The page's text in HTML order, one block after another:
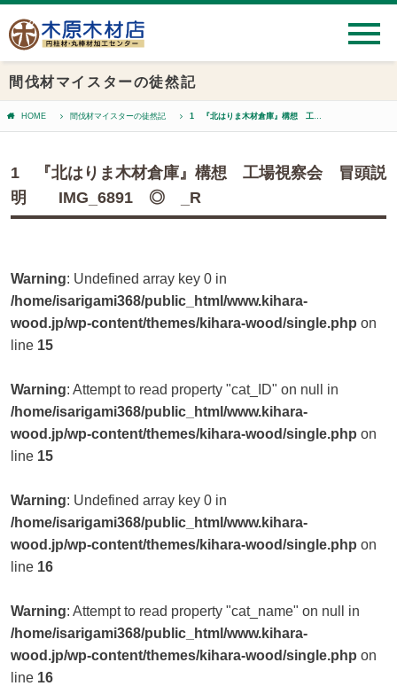
間伐材マイスターの徒然記
HOME 間伐材マイスターの徒然記 1 『北はりま木材倉庫』構想 工場視察会 冒頭説明 IMG_6891 ◎ _R
1 『北はりま木材倉庫』構想 工場視察会 冒頭説
明 IMG_6891 ◎ _R
Warning: Undefined array key 0 in
/home/isarigami368/public_html/www.kihara-
wood.jp/wp-content/themes/kihara-wood/single.php on
line 15
Warning: Attempt to read property "cat_ID" on null in
/home/isarigami368/public_html/www.kihara-
wood.jp/wp-content/themes/kihara-wood/single.php on
line 15
Warning: Undefined array key 0 in
/home/isarigami368/public_html/www.kihara-
wood.jp/wp-content/themes/kihara-wood/single.php on
line 16
Warning: Attempt to read property "cat_name" on null in
/home/isarigami368/public_html/www.kihara-
wood.jp/wp-content/themes/kihara-wood/single.php on
line 16